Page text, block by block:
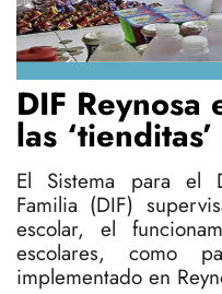
DIF Reynosa
las
El Sistema para el
Familia (DIF)
escolar, el
escolares, como
implementado en